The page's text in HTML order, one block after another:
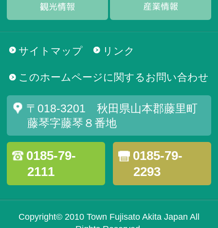
サイトマップ リンク
このホームページに関するお問い合わせ
〒018-3201 秋田県山本郡藤里町
藤琴字藤琴８番地
0185-79-
2111
0185-79-
2293
Copyright© 2010 Town Fujisato Akita Japan All